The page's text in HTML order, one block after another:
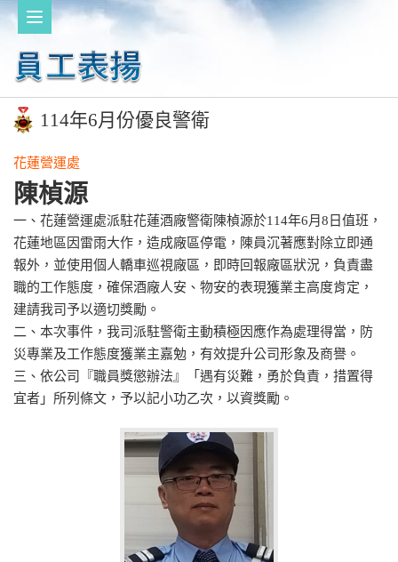
114年6月份優良警衛
花蓮營運處
陳楨源
一、花蓮營運處派駐花蓮酒廠警衛陳楨源於114年6月8日值班，
花蓮地區因雷雨大作，造成廠區停電，陳員沉著應對除立即通
報外，並使用個人轎車巡視廠區，即時回報廠區狀況，負責盡
職的工作態度，確保酒廠人安、物安的表現獲業主高度肯定，
建請我司予以適切獎勵。
二、本次事件，我司派駐警衛主動積極因應作為處理得當，防
災專業及工作態度獲業主嘉勉，有效提升公司形象及商譽。
三、依公司『職員獎懲辦法』「遇有災難，勇於負責，措置得
宜者」所列條文，予以記小功乙次，以資獎勵。